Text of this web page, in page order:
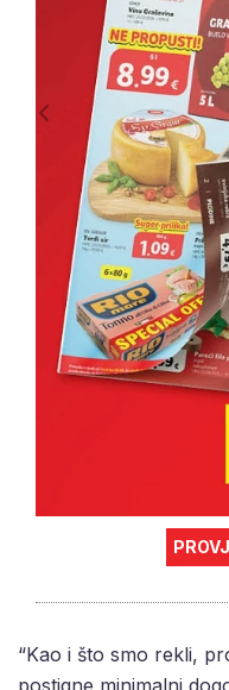
“Kao i što smo rekli,
postigne minimalni